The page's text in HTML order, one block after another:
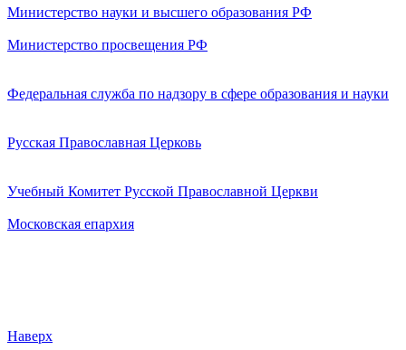
Министерство науки и высшего образования РФ
Министерство просвещения РФ
Федеральная служба по надзору в сфере образования и науки
Русская Православная Церковь
Учебный Комитет Русской Православной Церкви
Московская епархия
Наверх